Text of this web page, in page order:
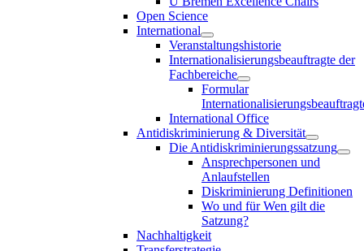
Open Science
International
Veranstaltungshistorie
Internationalisierungsbeauftragte der
Fachbereiche
Formular
International Office
Antidiskriminierung & Diversität
Die Antidiskriminierungssatzung
Ansprechpersonen und
Anlaufstellen
Diskriminierung Definitionen
Wo und für Wen gilt die
Satzung?
Nachhaltigkeit